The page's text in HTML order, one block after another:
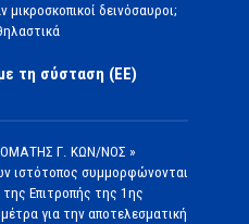
μικροσκοπικοί δεινόσαυροι;
τη σύσταση (ΕΕ)
Γ. ΚΩΝ/ΝΟΣ »
ιστότοπος συμμορφώνονται
Επιτροπής της 1ης
για την αποτελεσματική